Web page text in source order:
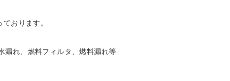
おります。
漏れ、燃料フィルタ、燃料漏れ等